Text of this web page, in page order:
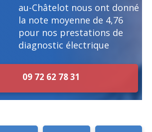
au-Châtelot nous ont donné
la note moyenne de 4,76
pour nos prestations de
diagnostic électrique
09 72 62 78 31